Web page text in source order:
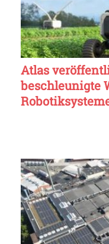
Atlas
beschleunigte